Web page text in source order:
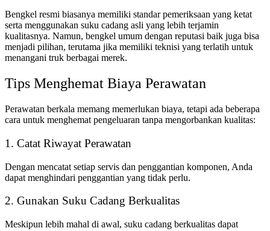
Bengkel resmi biasanya memiliki standar pemeriksaan yang ketat
serta menggunakan suku cadang asli yang lebih terjamin
kualitasnya. Namun, bengkel umum dengan reputasi baik juga bisa
menjadi pilihan, terutama jika memiliki teknisi yang terlatih untuk
menangani truk berbagai merek.
Tips Menghemat Biaya Perawatan
Perawatan berkala memang memerlukan biaya, tetapi ada beberapa
cara untuk menghemat pengeluaran tanpa mengorbankan kualitas:
1. Catat Riwayat Perawatan
Dengan mencatat setiap servis dan penggantian komponen, Anda
dapat menghindari penggantian yang tidak perlu.
2. Gunakan Suku Cadang Berkualitas
Meskipun lebih mahal di awal, suku cadang berkualitas dapat